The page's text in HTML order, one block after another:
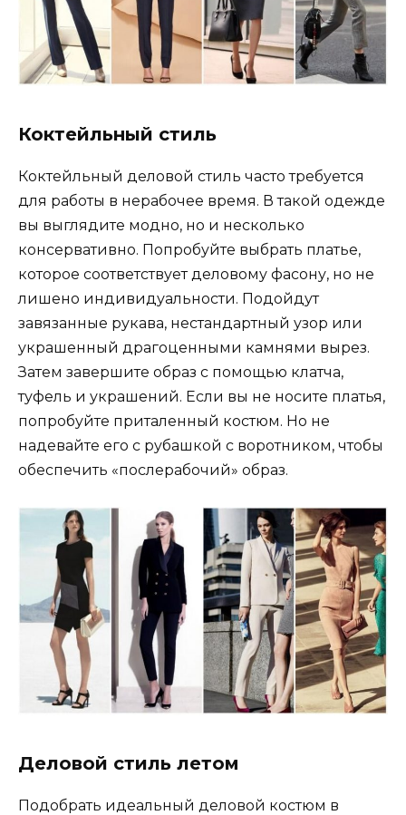
Коктейльный стиль
Коктейльный деловой стиль часто требуется
для работы в нерабочее время. В такой одежде
вы выглядите модно, но и несколько
консервативно. Попробуйте выбрать платье,
которое соответствует деловому фасону, но не
лишено индивидуальности. Подойдут
завязанные рукава, нестандартный узор или
украшенный драгоценными камнями вырез.
Затем завершите образ с помощью клатча,
туфель и украшений. Если вы не носите платья,
попробуйте приталенный костюм. Но не
надевайте его с рубашкой с воротником, чтобы
обеспечить «послерабочий» образ.
Деловой стиль летом
Подобрать идеальный деловой костюм в